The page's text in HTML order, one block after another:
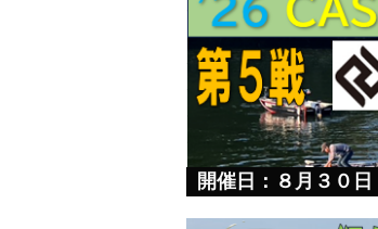
開催日：８月３０